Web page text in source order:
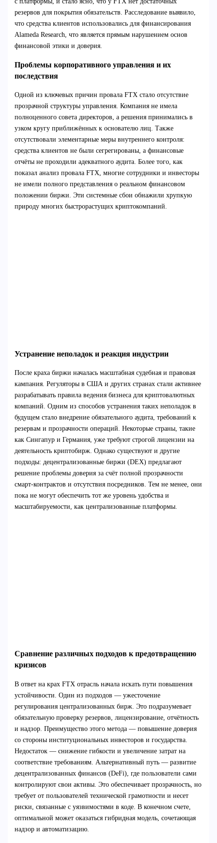
резервов для покрытия обязательств. Расследование выявило,
что средства клиентов использовались для финансирования
Alameda Research, что является прямым нарушением основ
финансовой этики и доверия.
Проблемы корпоративного управления и их
последствия
Одной из ключевых причин провала FTX стало отсутствие
прозрачной структуры управления. Компания не имела
полноценного совета директоров, а решения принимались в
узком кругу приближённых к основателю лиц. Также
отсутствовали элементарные меры внутреннего контроля:
средства клиентов не были сегрегированы, а финансовые
отчёты не проходили адекватного аудита. Более того, как
показал анализ провала FTX, многие сотрудники и инвесторы
не имели полного представления о реальном финансовом
положении биржи. Эти системные сбои обнажили хрупкую
природу многих быстрорастущих криптокомпаний.
Устранение неполадок и реакция индустрии
После краха биржи началась масштабная судебная и правовая
кампания. Регуляторы в США и других странах стали активнее
разрабатывать правила ведения бизнеса для криптовалютных
компаний. Одним из способов устранения таких неполадок в
будущем стало внедрение обязательного аудита, требований к
резервам и прозрачности операций. Некоторые страны, такие
как Сингапур и Германия, уже требуют строгой лицензии на
деятельность криптобирж. Однако существуют и другие
подходы: децентрализованные биржи (DEX) предлагают
решение проблемы доверия за счёт полной прозрачности
смарт-контрактов и отсутствия посредников. Тем не менее, они
пока не могут обеспечить тот же уровень удобства и
масштабируемости, как централизованные платформы.
Сравнение различных подходов к предотвращению
кризисов
В ответ на крах FTX отрасль начала искать пути повышения
устойчивости. Один из подходов — ужесточение
регулирования централизованных бирж. Это подразумевает
обязательную проверку резервов, лицензирование, отчётность
и надзор. Преимущество этого метода — повышение доверия
со стороны институциональных инвесторов и государства.
Недостаток — снижение гибкости и увеличение затрат на
соответствие требованиям. Альтернативный путь — развитие
децентрализованных финансов (DeFi), где пользователи сами
контролируют свои активы. Это обеспечивает прозрачность, но
требует от пользователей технической грамотности и несет
риски, связанные с уязвимостями в коде. В конечном счете,
оптимальной может оказаться гибридная модель, сочетающая
надзор и автоматизацию.